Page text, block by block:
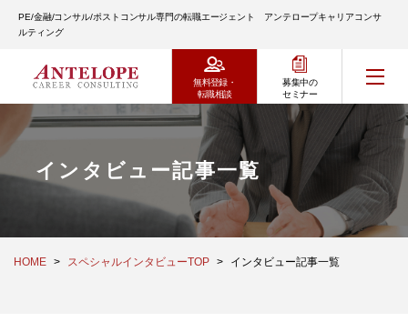
PE/金融/コンサル/ポストコンサル専門の転職エージェント アンテロープキャリアコンサ
ルティング
無料登録・
転職相談
募集中の
セミナー
インタビュー記事一覧
HOME スペシャルインタビューTOP インタビュー記事一覧